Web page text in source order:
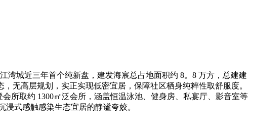
湾城近三年首个纯新盘，建发海宸总占地面积约 8。8 万方，总建建
无高层规划，实正实现低密宜居，保障社区栖身纯粹性取舒服度。
所取约 1300㎡泛会所，涵盖恒温泳池、健身房、私宴厅、影音室等
式感触感染生态宜居的静谧夸姣。